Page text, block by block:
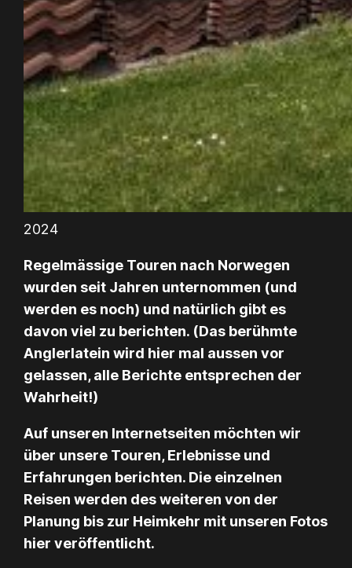
2024
Regelmässige Touren nach Norwegen
wurden seit Jahren unternommen (und
werden es noch) und natürlich gibt es
davon viel zu berichten. (Das berühmte
Anglerlatein wird hier mal aussen vor
gelassen, alle Berichte entsprechen der
Wahrheit!)
Auf unseren Internetseiten möchten wir
über unsere Touren, Erlebnisse und
Erfahrungen berichten. Die einzelnen
Reisen werden des weiteren von der
Planung bis zur Heimkehr mit unseren Fotos
hier veröffentlicht.